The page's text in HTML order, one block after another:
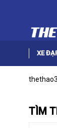
XE
TÌM